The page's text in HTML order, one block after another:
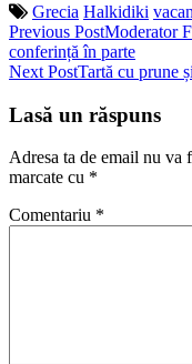
Grecia Halkidiki
Post
navigation
Previous PostModerator
conferință în parte
Next PostTartă cu prune
Lasă un răspuns
Adresa ta de email nu va
marcate cu *
Comentariu *